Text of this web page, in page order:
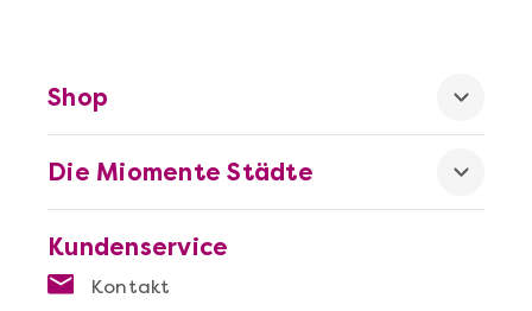
Kundenservice
Kontakt
Die Miomente Städte
Shop